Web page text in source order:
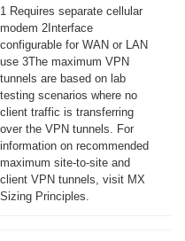
1 Requires separate cellular
modem 2Interface
configurable for WAN or LAN
use 3The maximum VPN
tunnels are based on lab
testing scenarios where no
client traffic is transferring
over the VPN tunnels. For
information on recommended
maximum site-to-site and
client VPN tunnels, visit MX
Sizing Principles.